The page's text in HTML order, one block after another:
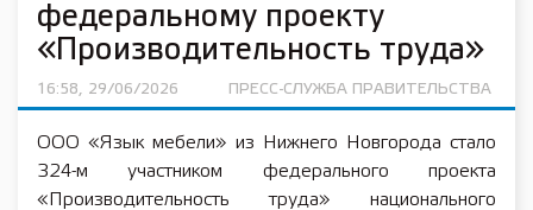
федеральному проекту
«Производительность труда»
16:58, 29/06/2026 ПРЕСС-СЛУЖБА ПРАВИТЕЛЬСТВА
ООО «Язык мебели» из Нижнего Новгорода стало
324-м участником федерального проекта
«Производительность труда» национального